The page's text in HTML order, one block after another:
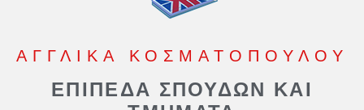
ΑΓΓΛΙΚΑ ΚΟΣΜΑΤΟΠΟΥΛΟΥ
ΕΠΙΠΕΔΑ ΣΠΟΥΔΩΝ ΚΑΙ